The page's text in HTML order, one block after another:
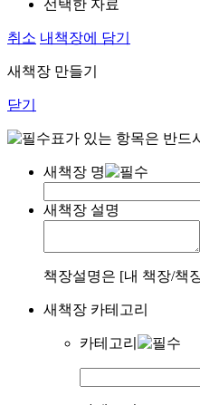
선택한 자료
취소 내책장에 담기
새책장 만들기
닫기
표가 있는 항목은 반드
새책장 명
새책장 설명
책장설명은 [내 책장/책
새책장 카테고리
카테고리